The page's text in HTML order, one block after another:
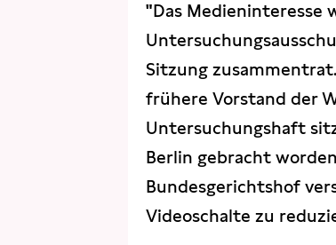
"Das Medieninteresse
Sitzung
frühere Vorstand der
Untersuchungshaft
Berlin gebracht
Bundesgerichtshof
Videoschalte zu